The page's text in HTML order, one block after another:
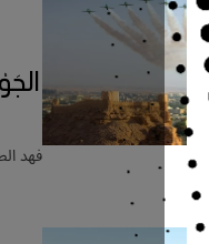
الجَوْف
فهد الطريف